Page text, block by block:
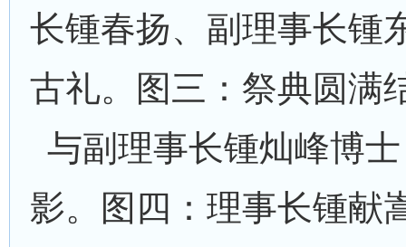
长锺春扬、副理事长锺
古礼。图三：祭典圆满
与副理事长锺灿峰博
影。图四：理事长锺献